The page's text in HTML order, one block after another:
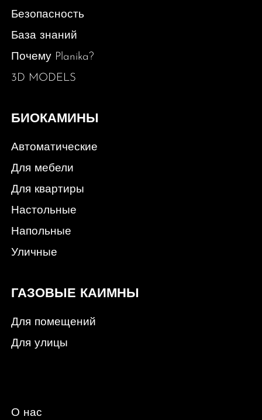
Безопасность
База знаний
Почему Planika?
3D MODELS
БИОКАМИНЫ
Автоматические
Для мебели
Для квартиры
Настольные
Напольные
Уличные
ГАЗОВЫЕ КАИМНЫ
Для помещений
Для улицы
О нас